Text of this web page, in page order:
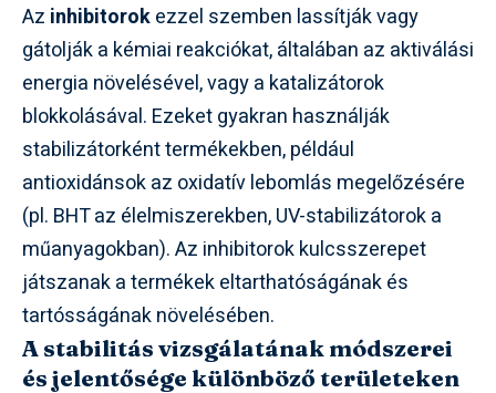
Az inhibitorokezzel szemben lassítják vagy
gátolják a kémiai reakciókat, általában az aktiválási
energia növelésével, vagy a katalizátorok
blokkolásával. Ezeket gyakran használják
stabilizátorként termékekben, például
antioxidánsok az oxidatív lebomlás megelőzésére
(pl. BHT az élelmiszerekben, UV-stabilizátorok a
műanyagokban). Az inhibitorok kulcsszerepet
játszanak a termékek eltarthatóságának és
tartósságának növelésében.
A stabilitás vizsgálatának módszerei
és jelentősége különböző területeken